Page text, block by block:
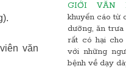
văn
GIỚI VĂN
khuyến cáo từ
dưỡng, ăn
rất có hại cho
với những
bệnh về dạy